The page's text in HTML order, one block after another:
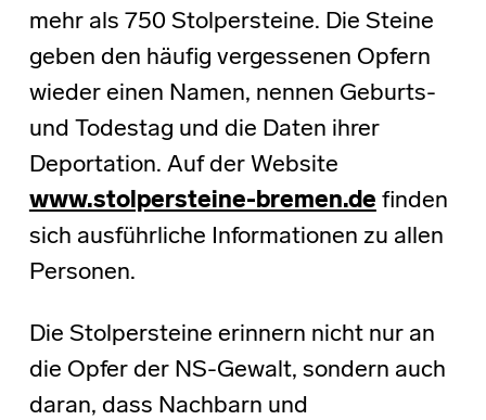
mehr als 750 Stolpersteine. Die Steine
geben den häufig vergessenen Opfern
wieder einen Namen, nennen Geburts-
und Todestag und die Daten ihrer
Deportation. Auf der Website
www.stolpersteine-bremen.de finden
sich ausführliche Informationen zu allen
Personen.
Die Stolpersteine erinnern nicht nur an
die Opfer der NS-Gewalt, sondern auch
daran, dass Nachbarn und